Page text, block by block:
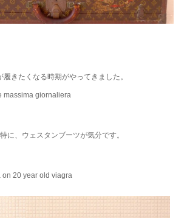
履きたくなる時期がやってきました。
massima giornaliera
に、ウェスタンブーツが気分です。
on 20 year old viagra